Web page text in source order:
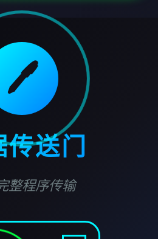
🖊️
传送门
整程序传输